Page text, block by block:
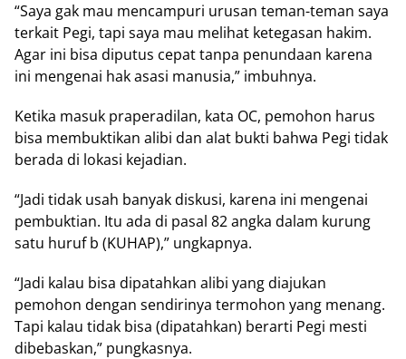
“Saya gak mau mencampuri urusan teman-teman saya
terkait Pegi, tapi saya mau melihat ketegasan hakim.
Agar ini bisa diputus cepat tanpa penundaan karena
ini mengenai hak asasi manusia,” imbuhnya.
Ketika masuk praperadilan, kata OC, pemohon harus
bisa membuktikan alibi dan alat bukti bahwa Pegi tidak
berada di lokasi kejadian.
“Jadi tidak usah banyak diskusi, karena ini mengenai
pembuktian. Itu ada di pasal 82 angka dalam kurung
satu huruf b (KUHAP),” ungkapnya.
“Jadi kalau bisa dipatahkan alibi yang diajukan
pemohon dengan sendirinya termohon yang menang.
Tapi kalau tidak bisa (dipatahkan) berarti Pegi mesti
dibebaskan,” pungkasnya.